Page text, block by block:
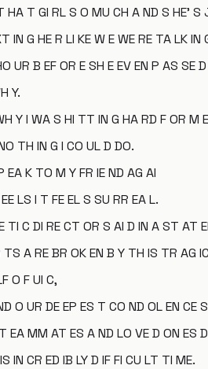
HA T GI RL S O MU CH A ND S HE'
IN G HE R LI KE W E WE RE TA LK IN
UR B EF OR E SH E EV EN P AS SE
Y.
Y I WA S HI TT IN G HA RD F OR M
TH IN G I CO UL D DO.
EA K TO M Y FR IE ND AG AI
LS I T FE EL S SU RR EA L.
TI C DI RE CT OR S AI D IN A ST AT
TS A RE BR OK EN B Y TH IS TR AG
O F UI C,
O UR DE EP ES T CO ND OL EN CE
EA MM AT ES A ND LO VE D ON ES D
IN CR ED IB LY D IF FI CU LT TI ME.